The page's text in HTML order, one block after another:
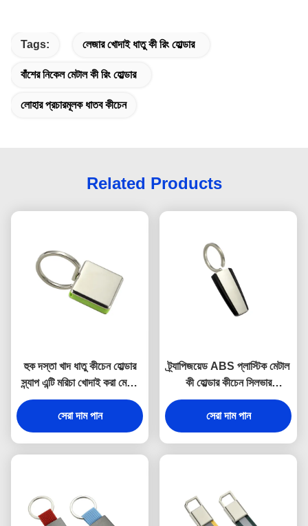
Tags: লেজার খোদাই ধাতু কী রিং হোল্ডার
বাঁশের নিকেল মেটাল কী রিং হোল্ডার
লোহার প্রচারমূলক ধাতব কীচেন
Related Products
হুক দস্তা খাদ ধাতু কীচেন হোল্ডার
স্ন্যাপ এন্টি মরিচা খোদাই করা মেটাল
কীরিং
সেরা দাম পান
ট্র্যাপিজয়েড ABS প্লাস্টিক মেটাল
কী হোল্ডার কীচেন সিলভার
ইলেক্ট্রোপ্লেটিং
সেরা দাম পান